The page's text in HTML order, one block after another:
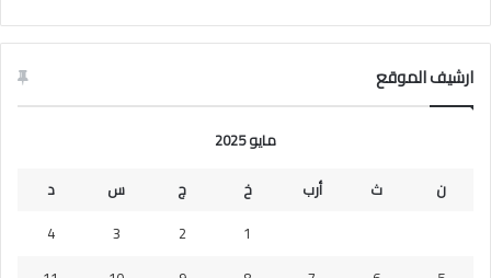
ارشيف الموقع
مايو 2025
ن
ث أرب خ ج س
د
1
2
3
4